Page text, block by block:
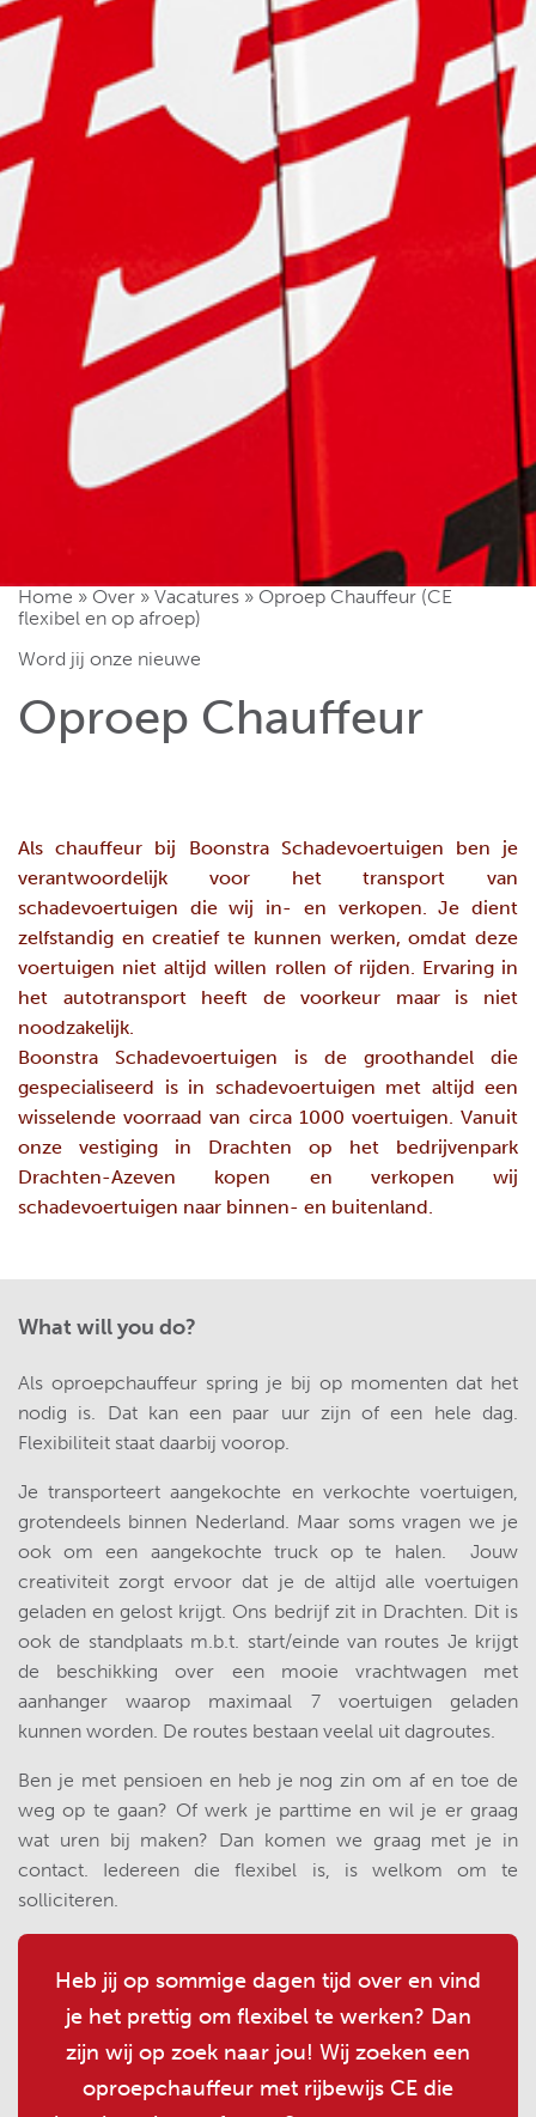
Home » Over » Vacatures » Oproep Chauffeur (CE
flexibel en op afroep)
Word jij onze nieuwe
Oproep Chauffeur
Als chauffeur bij Boonstra Schadevoertuigen ben je
verantwoordelijk voor het transport van
schadevoertuigen die wij in- en verkopen. Je dient
zelfstandig en creatief te kunnen werken, omdat deze
voertuigen niet altijd willen rollen of rijden. Ervaring in
het autotransport heeft de voorkeur maar is niet
noodzakelijk.
Boonstra Schadevoertuigen is de groothandel die
gespecialiseerd is in schadevoertuigen met altijd een
wisselende voorraad van circa 1000 voertuigen. Vanuit
onze vestiging in Drachten op het bedrijvenpark
Drachten-Azeven kopen en verkopen wij
schadevoertuigen naar binnen- en buitenland.
What will you do?
Als oproepchauffeur spring je bij op momenten dat het
nodig is. Dat kan een paar uur zijn of een hele dag.
Flexibiliteit staat daarbij voorop.
Je transporteert aangekochte en verkochte voertuigen,
grotendeels binnen Nederland. Maar soms vragen we je
ook om een aangekochte truck op te halen. Jouw
creativiteit zorgt ervoor dat je de altijd alle voertuigen
geladen en gelost krijgt. Ons bedrijf zit in Drachten. Dit is
ook de standplaats m.b.t. start/einde van routes Je krijgt
de beschikking over een mooie vrachtwagen met
aanhanger waarop maximaal 7 voertuigen geladen
kunnen worden. De routes bestaan veelal uit dagroutes.
Ben je met pensioen en heb je nog zin om af en toe de
weg op te gaan? Of werk je parttime en wil je er graag
wat uren bij maken? Dan komen we graag met je in
contact. Iedereen die flexibel is, is welkom om te
solliciteren.
Heb jij op sommige dagen tijd over en vind
je het prettig om flexibel te werken? Dan
zijn wij op zoek naar jou! Wij zoeken een
oproepchauffeur met rijbewijs CE die